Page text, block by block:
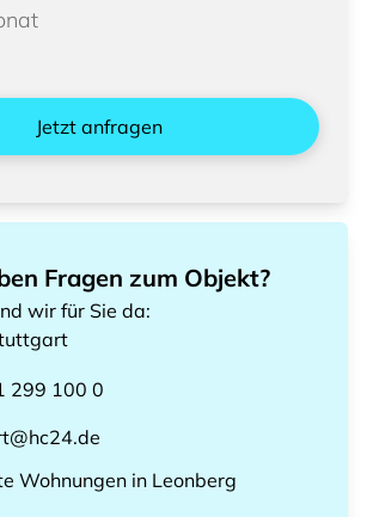
Jetzt anfragen
Fragen zum Objekt?
wir für Sie da:
299 100 0
Wohnungen in Leonberg